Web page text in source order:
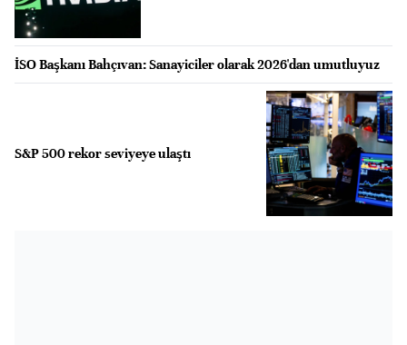
İSO Başkanı Bahçıvan: Sanayiciler olarak 2026'dan umutluyuz
S&P 500 rekor seviyeye ulaştı